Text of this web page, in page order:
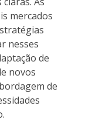
mercados
nesses
de
novos
de